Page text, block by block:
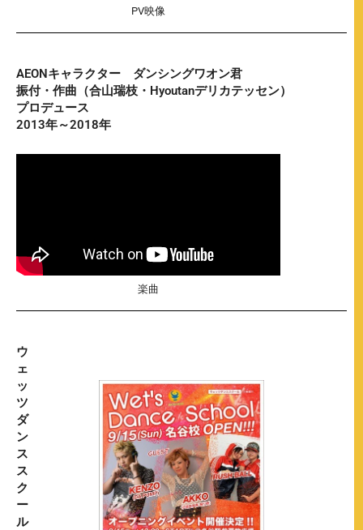
PV映像
AEONキャラクター ダンシングワオン君
振付・作曲（合山瑞枝・Hyoutanデリカテッセン）
プロデュース
2013年～2018年
楽曲
ウ
ェ
ッ
ツ
ダ
ン
ス
ス
ク
ー
ル